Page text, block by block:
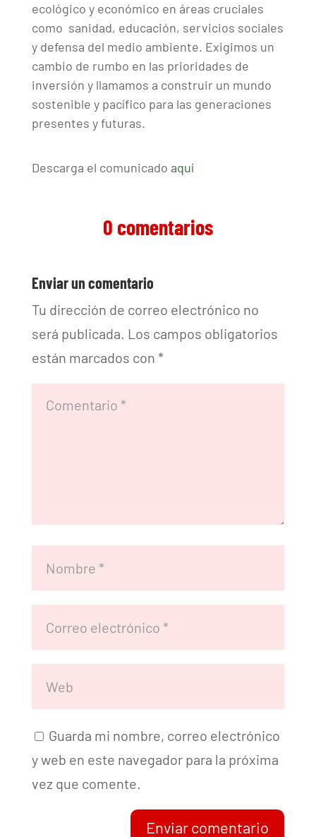
ecológico y económico en áreas cruciales
como sanidad, educación, servicios sociales
y defensa del medio ambiente. Exigimos un
cambio de rumbo en las prioridades de
inversión y llamamos a construir un mundo
sostenible y pacífico para las generaciones
presentes y futuras.
Descarga el comunicado aquí
0 comentarios
Enviar un comentario
Tu dirección de correo electrónico no
será publicada. Los campos obligatorios
están marcados con *
Guarda mi nombre, correo electrónico
y web en este navegador para la próxima
vez que comente.
Enviar comentario